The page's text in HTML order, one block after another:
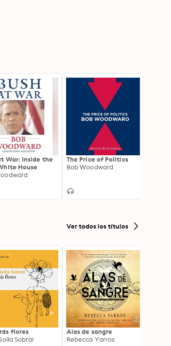
War: Inside the
House
The Price of Politics
Bob Woodward
Ver todos los títulos
flores
Sobral
Alas de sangre
Rebecca Yarros